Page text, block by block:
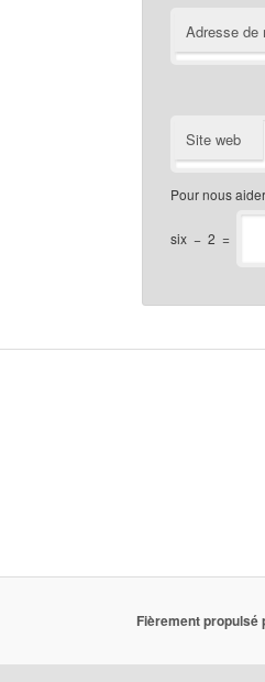
Adresse de
Site web
Pour nous
six − 2 =
Fièrement propulsé